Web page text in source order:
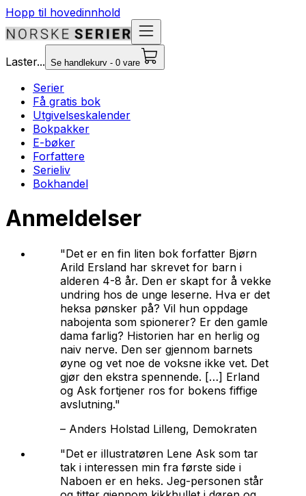
Hopp til hovedinnhold
Laster... Se handlekurv - 0 vare
Serier
Få gratis bok
Utgivelseskalender
Bokpakker
E-bøker
Forfattere
Serieliv
Bokhandel
Anmeldelser
"Det er en fin liten bok forfatter Bjørn
Arild Ersland har skrevet for barn i
alderen 4-8 år. Den er skapt for å vekke
undring hos de unge leserne. Hva er det
heksa pønsker på? Vil hun oppdage
nabojenta som spionerer? Er den gamle
dama farlig? Historien har en herlig og
naiv nerve. Den ser gjennom barnets
øyne og vet noe de voksne ikke vet. Det
gjør den ekstra spennende. […] Erland
og Ask fortjener ros for bokens fiffige
avslutning."
– Anders Holstad Lilleng, Demokraten
"Det er illustratøren Lene Ask som tar
tak i interessen min fra første side i
Naboen er en heks. Jeg-personen står